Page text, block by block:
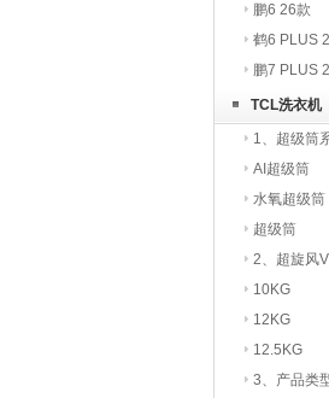
鹏6 26款
鹤6 PLUS
鹏7 PLUS
TCL洗衣机
1、超级筒
AI超级筒
水氧超级筒
超级筒
2、超旋风
10KG
12KG
12.5KG
3、产品类